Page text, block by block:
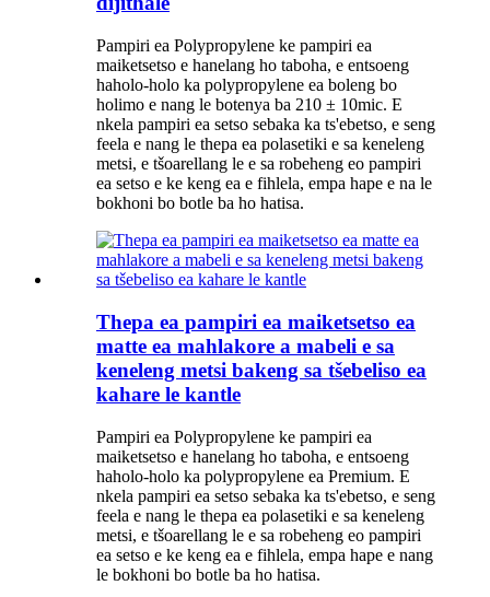
Pampiri ea Polypropylene ke pampiri ea
maiketsetso e hanelang ho taboha, e entsoeng
haholo-holo ka polypropylene ea boleng bo
holimo e nang le botenya ba 210 ± 10mic. E
nkela pampiri ea setso sebaka ka ts'ebetso, e seng
feela e nang le thepa ea polasetiki e sa keneleng
metsi, e tšoarellang le e sa robeheng eo pampiri
ea setso e ke keng ea e fihlela, empa hape e na le
bokhoni bo botle ba ho hatisa.
Thepa ea pampiri ea maiketsetso ea
matte ea mahlakore a mabeli e sa
keneleng metsi bakeng sa tšebeliso ea
kahare le kantle
Pampiri ea Polypropylene ke pampiri ea
maiketsetso e hanelang ho taboha, e entsoeng
haholo-holo ka polypropylene ea Premium. E
nkela pampiri ea setso sebaka ka ts'ebetso, e seng
feela e nang le thepa ea polasetiki e sa keneleng
metsi, e tšoarellang le e sa robeheng eo pampiri
ea setso e ke keng ea e fihlela, empa hape e nang
le bokhoni bo botle ba ho hatisa.